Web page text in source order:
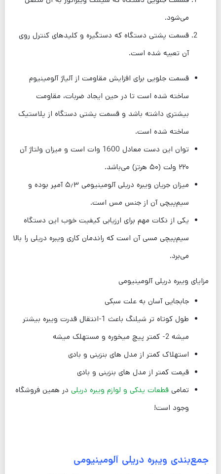
می‌شود.
قسمت پشتی دستگاه که دستگیره و کلیدهای کنترل روی
آن تعبیه شده است.
قسمت جلویی برای افزایش مقاومت از آلیاژ آلومینیوم
ساخته شده است تا در حین ایجاد ضربات، مقاومت
بیشتری داشته باشد و قسمت پشتی دستگاه از پلاستیک
ساخته شده است.
توان این دست معادل 1600 وات است و میزان ولتاژ آن
۲۲۰ ولت (۵۰ هرتز) می‌باشد.
میزان جریان ویبره دریلی آلومینیومی ۵٫۳ آمپر بوده و
سیم‌پیچی آن از جنس مس است.
یکی از نکات مهم برای ارزیابی کیفیت خوب این دستگاه
سیم‌پیچی مسی آن است که راندمان کاری ویبره دریلی را بالا
می‌برد.
مزایای ویبره دریلی آلومینیومی
جابجایی آسان به علت سبکی
طول کوتاه تر شیلنگ باعث 1-انتقال قدرت ویبره بیشتر
میشه 2- کمتر پیچ میخوره و مستهلک میشه
استهلاک کمتر از مدل های بنزینی و بادی
قیمت کمتر از مدل های بنزینی و بادی
تمامی قطعات یدکی و لوازم ویبره دریلی در همین فروشگاه
وجود است!
جمع‌بندی ویبره دریلی آلومینیومی